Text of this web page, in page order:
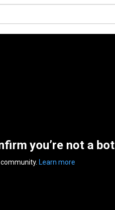
you’re not a bot
Learn more